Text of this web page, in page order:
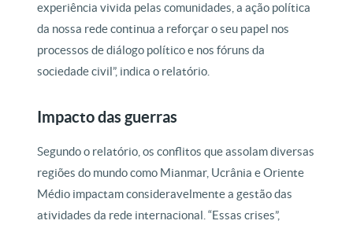
experiência vivida pelas comunidades, a ação política
da nossa rede continua a reforçar o seu papel nos
processos de diálogo político e nos fóruns da
sociedade civil”, indica o relatório.
Impacto das guerras
Segundo o relatório, os conflitos que assolam diversas
regiões do mundo como Mianmar, Ucrânia e Oriente
Médio impactam consideravelmente a gestão das
atividades da rede internacional. “Essas crises”,